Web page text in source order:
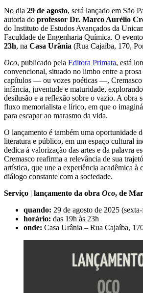
No dia 29 de agosto, será lançado em São
autoria do professor Dr. Marco Aurélio
do Instituto de Estudos Avançados da
Faculdade de Engenharia Química. O
23h, na Casa Urânia (Rua Cajaíba, 170,
Oco, publicado pela Editora Primata, está
convencional, situado no limbo entre a
capítulos — ou vozes poéticas —, Cremasco
infância, juventude e maturidade,
desilusão e a reflexão sobre o vazio. A obra
fluxo memorialista e lírico, em que o
para escapar ao marasmo da vida.
O lançamento é também uma oportunidade
literatura e público, em um espaço cultural
dedica à valorização das artes e da palavra
Cremasco reafirma a relevância de sua
artística, que une a experiência acadêmica à
diálogo constante com a sociedade.
Serviço | lançamento da obra Oco, de
quando: 29 de agosto de 2025
horário: das 19h às 23h
onde: Casa Urânia – Rua Cajaíba,